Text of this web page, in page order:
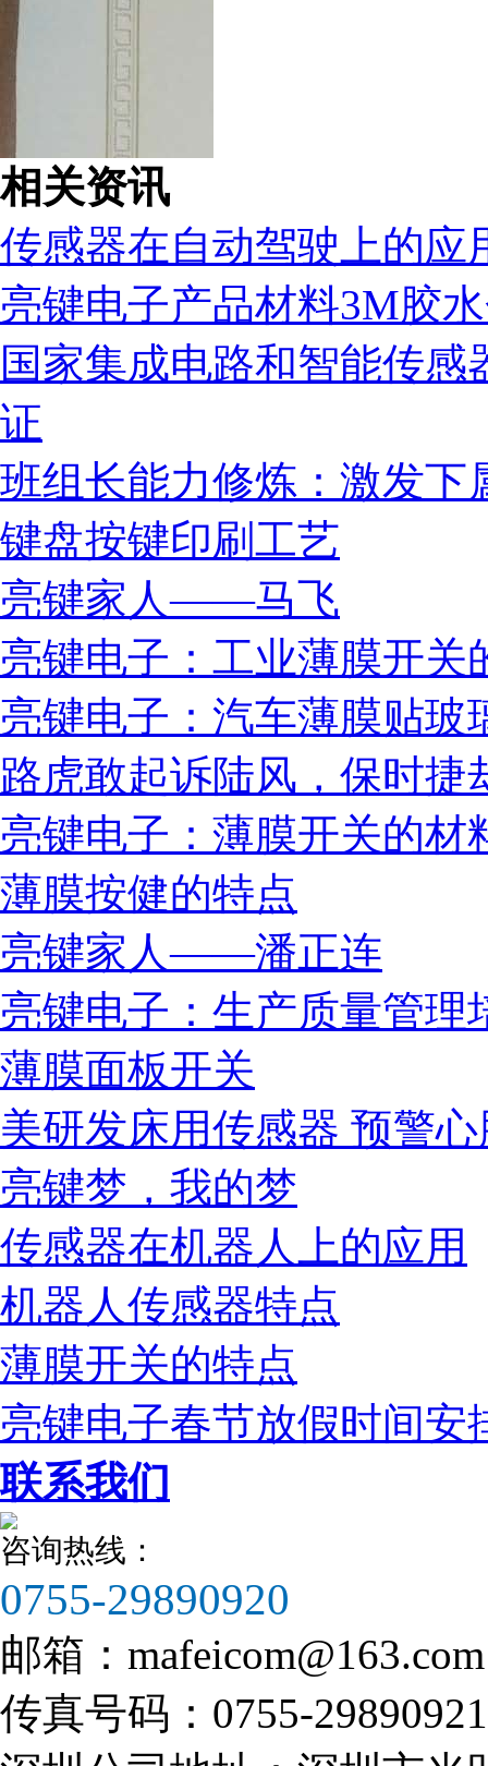
营业执照副本
相关资讯
传感器在自动驾驶上的应
亮键电子产品材料3M胶
国家集成电路和智能传
证
班组长能力修炼：激发下
键盘按键印刷工艺
亮键家人——马飞
亮键电子：工业薄膜开关
亮键电子：汽车薄膜贴玻
路虎敢起诉陆风，保时捷
亮键电子：薄膜开关的材
薄膜按健的特点
亮键家人——潘正连
亮键电子：生产质量管理
薄膜面板开关
美研发床用传感器 预警
亮键梦，我的梦
传感器在机器人上的应用
机器人传感器特点
薄膜开关的特点
亮键电子春节放假时间安
联系我们
咨询热线：
0755-29890920
邮箱： mafeicom@163.com
传真号码： 0755-29890921